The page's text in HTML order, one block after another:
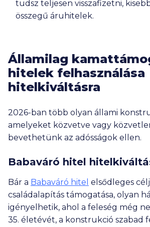
tudsz teljesen visszafizetni,
összegű áruhitelek.
Államilag
hitelek felhasználása
hitelkiváltásra
2026-ban több olyan állami
amelyeket közvetve vagy
bevethetünk az adósságok ellen.
Babaváró hitel
Bár a Babaváró hitel elsődleges
családalapítás támogatása, olyan
igényelhetik, ahol a feleség még
35. életévét, a konstrukció szabad